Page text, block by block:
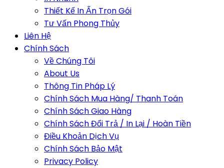
Thiết Kế In Ấn Trọn Gói
Tư Vấn Phong Thủy
Liên Hệ
Chính Sách
Về Chúng Tôi
About Us
Thông Tin Pháp Lý
Chính Sách Mua Hàng/ Thanh Toán
Chính Sách Giao Hàng
Chính Sách Đổi Trả / In Lại / Hoàn Tiền
Điều Khoản Dịch Vụ
Chính Sách Bảo Mật
Privacy Policy